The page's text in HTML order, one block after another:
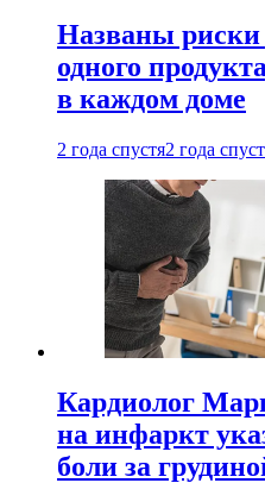
Названы риски
одного
в каждом доме
2 года спустя2 года
Кардиолог
на инфаркт
боли за